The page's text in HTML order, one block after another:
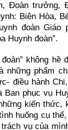
Đoàn trưởng,
Biên Hòa,
đoàn
Huynh đoàn”.
đoàn” không
những phẩm
điều hành
phục vụ
kiến thức,
huống cụ
trách vụ của